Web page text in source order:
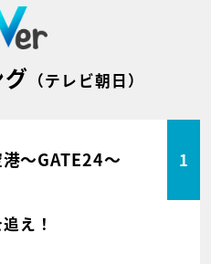
（テレビ朝日）
～GATE24～ 1
え！